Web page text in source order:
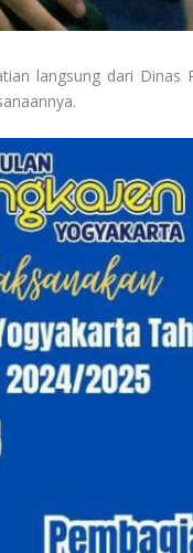
langsung dari Dinas